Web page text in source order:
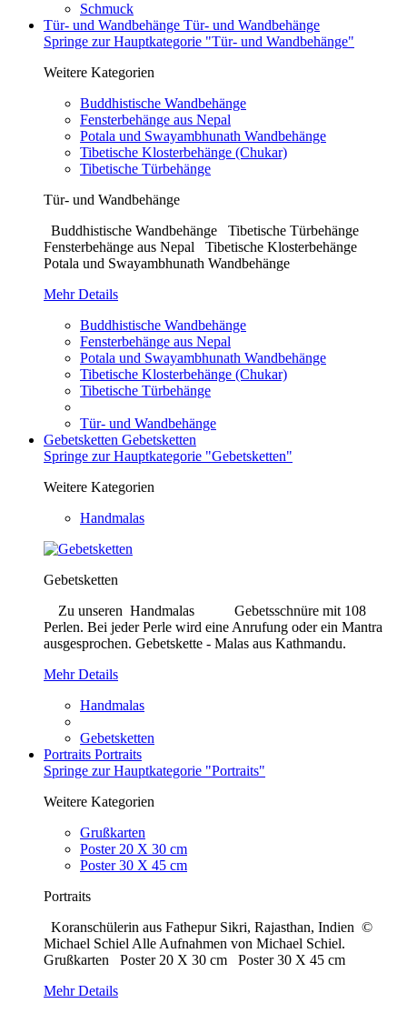
Schmuck
Tür- und Wandbehänge Tür- und Wandbehänge
Springe zur Hauptkategorie "Tür- und Wandbehänge"
Weitere Kategorien
Buddhistische Wandbehänge
Fensterbehänge aus Nepal
Potala und Swayambhunath Wandbehänge
Tibetische Klosterbehänge (Chukar)
Tibetische Türbehänge
Tür- und Wandbehänge
Buddhistische Wandbehänge Tibetische Türbehänge
Fensterbehänge aus Nepal Tibetische Klosterbehänge
Potala und Swayambhunath Wandbehänge
Mehr Details
Buddhistische Wandbehänge
Fensterbehänge aus Nepal
Potala und Swayambhunath Wandbehänge
Tibetische Klosterbehänge (Chukar)
Tibetische Türbehänge
Tür- und Wandbehänge
Gebetsketten Gebetsketten
Springe zur Hauptkategorie "Gebetsketten"
Weitere Kategorien
Handmalas
Gebetsketten
Zu unseren Handmalas Gebetsschnüre mit 108
Perlen. Bei jeder Perle wird eine Anrufung oder ein Mantra
ausgesprochen. Gebetskette - Malas aus Kathmandu.
Mehr Details
Handmalas
Gebetsketten
Portraits Portraits
Springe zur Hauptkategorie "Portraits"
Weitere Kategorien
Grußkarten
Poster 20 X 30 cm
Poster 30 X 45 cm
Portraits
Koranschülerin aus Fathepur Sikri, Rajasthan, Indien ©
Michael Schiel Alle Aufnahmen von Michael Schiel.
Grußkarten Poster 20 X 30 cm Poster 30 X 45 cm
Mehr Details